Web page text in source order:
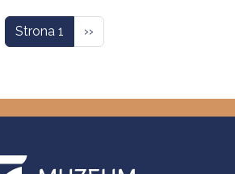
Strona 1 Następna strona
››